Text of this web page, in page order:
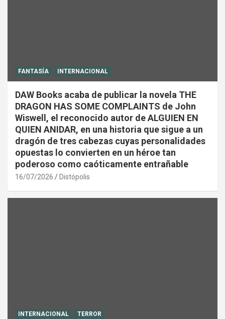
FANTASÍA INTERNACIONAL
DAW Books acaba de publicar la novela THE
DRAGON HAS SOME COMPLAINTS de John
Wiswell, el reconocido autor de ALGUIEN EN
QUIEN ANIDAR, en una historia que sigue a un
dragón de tres cabezas cuyas personalidades
opuestas lo convierten en un héroe tan
poderoso como caóticamente entrañable
16/07/2026 Distópolis
INTERNACIONAL TERROR